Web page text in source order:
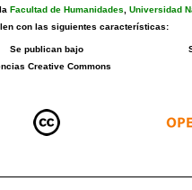
laFacultad de Humanidades,Universidad
con las siguientes características:
Se publican bajo
Creative Commons